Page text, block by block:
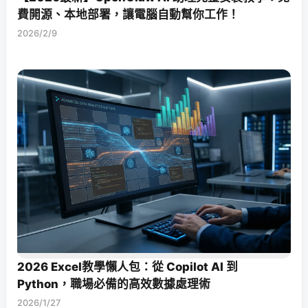
費開源、本地部署，讓電腦自動幫你工作！
2026/2/9
2026 Excel教學懶人包：從 Copilot AI 到
Python，職場必備的高效數據處理術
2026/1/27